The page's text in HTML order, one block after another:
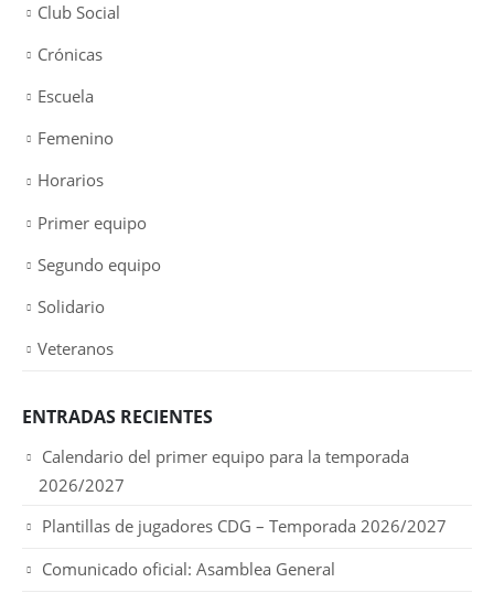
Club Social
Crónicas
Escuela
Femenino
Horarios
Primer equipo
Segundo equipo
Solidario
Veteranos
ENTRADAS RECIENTES
Calendario del primer equipo para la temporada
2026/2027
Plantillas de jugadores CDG – Temporada 2026/2027
Comunicado oficial: Asamblea General